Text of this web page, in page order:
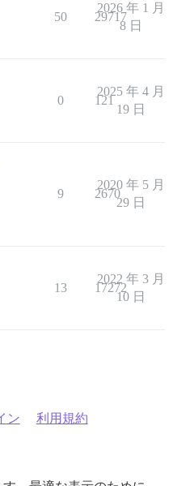
50 29717
2026 年 1 月
8 日
0 121
2025 年 4 月
19 日
9 2670
2020 年 5 月
29 日
13 17272
2022 年 3 月
10 日
ン 利用規約